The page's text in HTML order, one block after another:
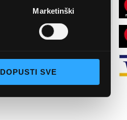
Marketinški
DOPUSTI SVE